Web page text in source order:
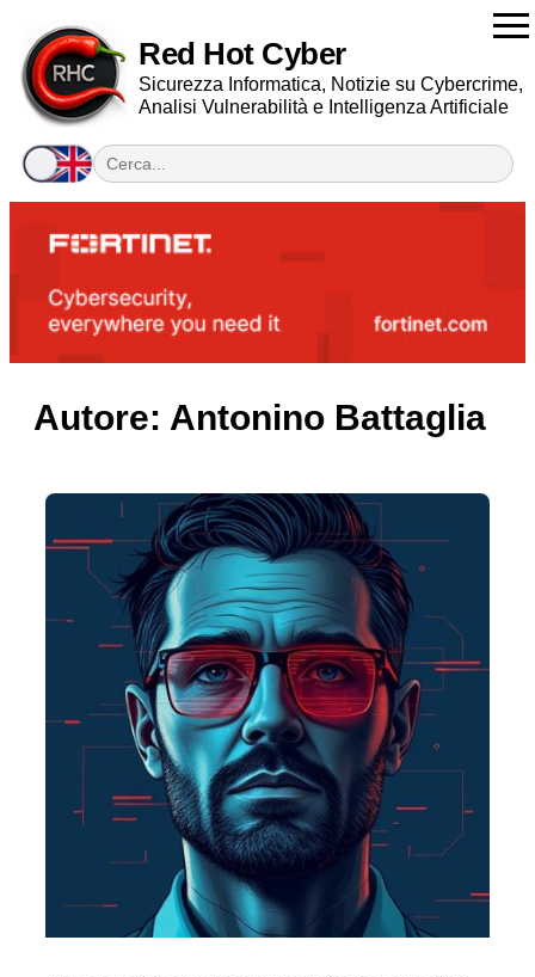
Red Hot Cyber
Sicurezza Informatica, Notizie su Cybercrime,
Analisi Vulnerabilità e Intelligenza Artificiale
Autore: Antonino Battaglia